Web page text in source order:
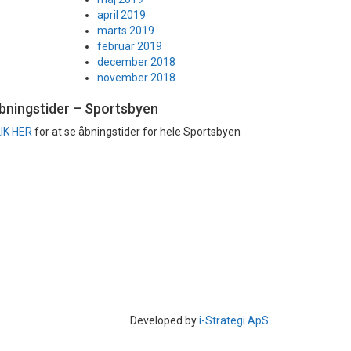
april 2019
marts 2019
februar 2019
december 2018
november 2018
– Sportsbyen
HER for at se åbningstider for hele Sportsbyen
Developed byi-Strategi ApS.